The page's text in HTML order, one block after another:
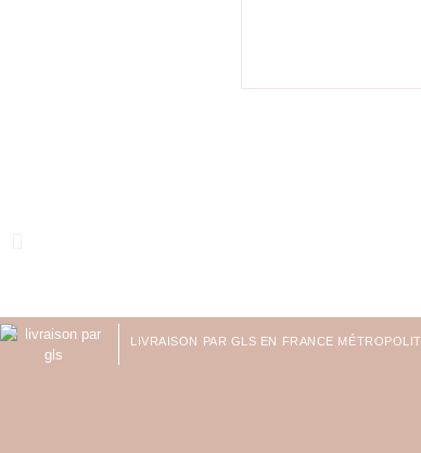
LIVRAISON PAR GLS EN FRANCE